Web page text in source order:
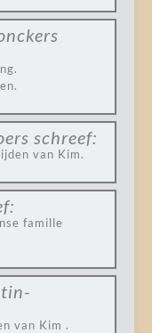
schreef:
van Kim.
famille
van Kim .